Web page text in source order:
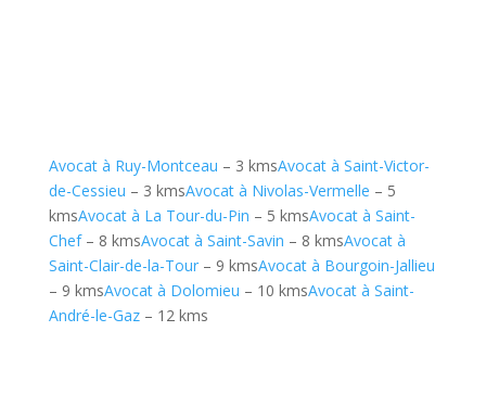
Avocat à Ruy-Montceau – 3 kmsAvocat à Saint-Victor-
de-Cessieu – 3 kmsAvocat à Nivolas-Vermelle – 5
kmsAvocat à La Tour-du-Pin – 5 kmsAvocat à Saint-
Chef– 8 kmsAvocat à Saint-Savin – 8 kmsAvocat à
Saint-Clair-de-la-Tour– 9 kmsAvocat à Bourgoin-Jallieu
– 9 kmsAvocat à Dolomieu – 10 kmsAvocat à Saint-
André-le-Gaz– 12 kms